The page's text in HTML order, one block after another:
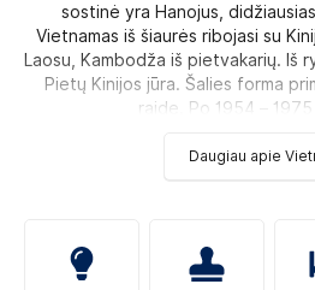
sostinė yra Hanojus,
Vietnamas iš šiaurės ribojasi su
Laosu, Kambodža iš pietvakarių. Iš
Pietų Kinijos jūra. Šalies forma
raidę. Po 1954 –
Daugiau apie